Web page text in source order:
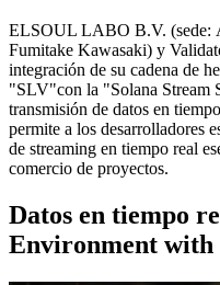
ELSOUL LABO B.V. (sede:
Fumitake Kawasaki) y
integración de su cadena de
"SLV"con la "Solana Stream
transmisión de datos en
permite a los desarrolladores
de streaming en tiempo real
comercio de proyectos.
Datos en tiempo
Environment with